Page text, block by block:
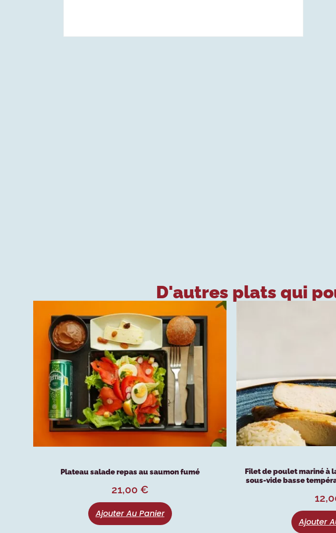
D'autres plats qui
Plateau salade repas au saumon fumé
21,00 €
Ajouter Au Panier
Filet de poulet mariné à
sous-vide basse
Ajouter